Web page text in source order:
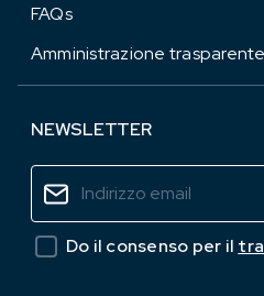
FAQs
Amministrazione trasparente
NEWSLETTER
Do il consenso per il